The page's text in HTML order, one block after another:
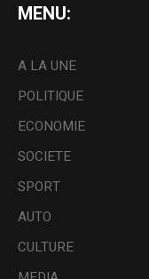
MENU:
A LA UNE
POLITIQUE
ECONOMIE
SOCIETE
SPORT
AUTO
CULTURE